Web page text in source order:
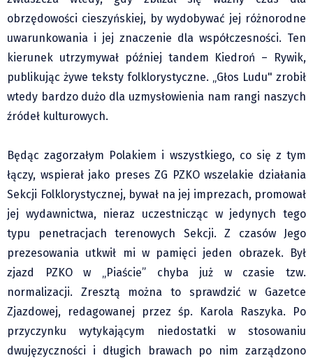
Klub Podróżnika ZA OKNEM
Sport
Czytelnicy piszą
Multimedia
Obiektyw Głosu
Fotoreportaże
Głos Brandysa
YouTube glos.live
Głos News
Mrózek i Maćkowiak
PODCAST "GŁOS MAMY"
STREFA PREMIUM
obrzędowości cieszyńskiej, by wydobywać jej różnorodne
uwarunkowania i jej znaczenie dla współczesności. Ten
kierunek utrzymywał później tandem Kiedroń – Rywik,
publikując żywe teksty folklorystyczne. „Głos Ludu" zrobił
wtedy bardzo dużo dla uzmysłowienia nam rangi naszych
źródeł kulturowych.
Będąc zagorzałym Polakiem i wszystkiego, co się z tym
łączy, wspierał jako preses ZG PZKO wszelakie działania
Sekcji Folklorystycznej, bywał na jej imprezach, promował
jej wydawnictwa, nieraz uczestnicząc w jedynych tego
typu penetracjach terenowych Sekcji. Z czasów Jego
prezesowania utkwił mi w pamięci jeden obrazek. Był
zjazd PZKO w „Piaście” chyba już w czasie tzw.
normalizacji. Zresztą można to sprawdzić w Gazetce
Zjazdowej, redagowanej przez śp. Karola Raszyka. Po
przyczynku wytykającym niedostatki w stosowaniu
dwujęzyczności i długich brawach po nim zarządzono